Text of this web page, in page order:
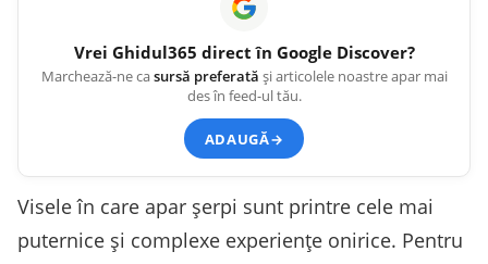
Vrei Ghidul365 direct în Google Discover?
Marchează-ne casursă preferată și articolele noastre apar mai
des în feed-ul tău.
ADAUGĂ→
Visele în care apar șerpi sunt printre cele mai
puternice și complexe experiențe onirice. Pentru